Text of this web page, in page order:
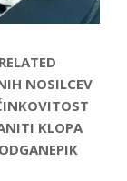
NOSILCEV
KLOPA